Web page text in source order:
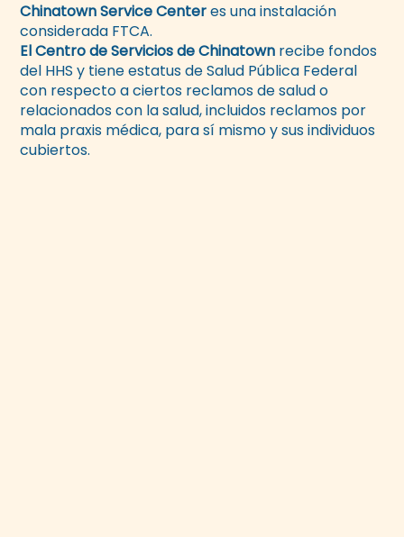
Chinatown Service Centeres una instalación
considerada FTCA.
El Centro de Servicios de Chinatown recibe fondos
del HHS y tiene estatus de Salud Pública Federal
con respecto a ciertos reclamos de salud o
relacionados con la salud, incluidos reclamos por
mala praxis médica, para sí mismo y sus individuos
cubiertos.